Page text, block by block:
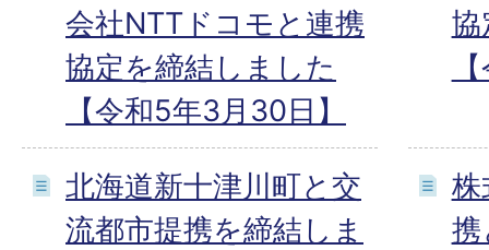
会社NTTドコモと連携
協定を締結しました
【令和5年3月30日】
協
北海道新十津川町と交
流都市提携を締結しま
株
携